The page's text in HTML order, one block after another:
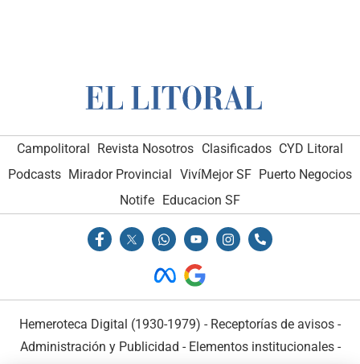
Campolitoral Revista Nosotros Clasificados CYD Litoral
Podcasts Mirador Provincial VivíMejor SF Puerto Negocios
Notife Educacion SF
Hemeroteca Digital (1930-1979) - Receptorías de avisos -
Administración y Publicidad - Elementos institucionales-